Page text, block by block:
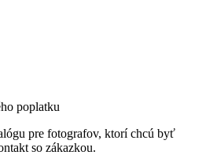
poplatku
pre fotografov, ktorí chcú byť
so zákazkou.